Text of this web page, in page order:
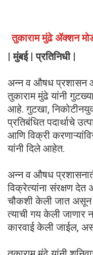
तुकाराम मुंढे ॲक्शन
| मुंबई | प्रतिनिधी |
अन्न व औषध प्रशासन
तुकाराम मुंढे यांनी
आहे. गुटखा,
प्रतिबंधित पदार्थाचे
आणि विक्री
यांनी दिले आहेत.
अन्न व औषध
विक्रेत्यांना संरक्षण
चौकशी केली जात असून
त्याची गय केली जाणार
कारवाई केली जाईल,